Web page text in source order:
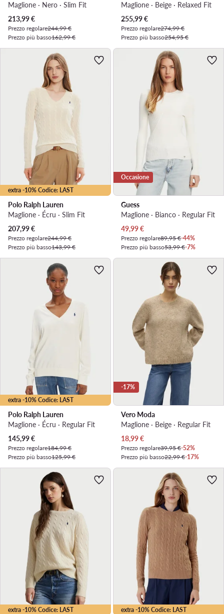
Maglione · Nero · Slim Fit
Prezzo attuale
213,99€
Prezzo regolare244,99 €
Prezzo più basso162,99 €
Maglione · Beige · Relaxed Fit
Prezzo attuale
255,99€
Prezzo regolare274,99 €
Prezzo più basso254,95 €
extra -10% Codice: LAST
Polo Ralph Lauren
Maglione · Écru · Slim Fit
Prezzo attuale
207,99€
Prezzo regolare244,99 €
Prezzo più basso143,99 €
Occasione
Guess
Maglione · Bianco · Regular Fit
Prezzo attuale
49,99€
Prezzo regolare89,95 €-44%
Prezzo più basso53,99 €-7%
extra -10% Codice: LAST
Polo Ralph Lauren
Maglione · Écru · Regular Fit
Prezzo attuale
145,99€
Prezzo regolare184,99 €
Prezzo più basso125,99 €
-17%
Vero Moda
Maglione · Beige · Regular Fit
Prezzo attuale
18,99€
Prezzo regolare39,95 €-52%
Prezzo più basso22,99 €-17%
extra -10% Codice: LAST extra -10% Codice: LAST